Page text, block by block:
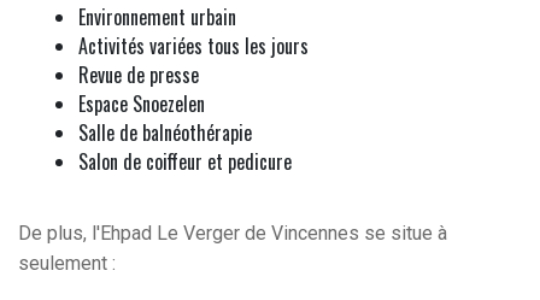
Environnement urbain
Activités variées tous les jours
Revue de presse
Espace Snoezelen
Salle de balnéothérapie
Salon de coiffeur et pedicure
De plus, l'Ehpad Le Verger de Vincennes se situe à
seulement :